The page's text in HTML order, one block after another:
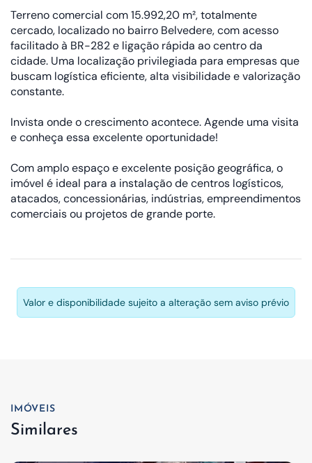
Terreno comercial com 15.992,20 m², totalmente
cercado, localizado no bairro Belvedere, com acesso
facilitado à BR-282 e ligação rápida ao centro da
cidade. Uma localização privilegiada para empresas que
buscam logística eficiente, alta visibilidade e valorização
constante.
Invista onde o crescimento acontece. Agende uma visita
e conheça essa excelente oportunidade!
Com amplo espaço e excelente posição geográfica, o
imóvel é ideal para a instalação de centros logísticos,
atacados, concessionárias, indústrias, empreendimentos
comerciais ou projetos de grande porte.
Valor e disponibilidade sujeito a alteração sem aviso prévio
IMÓVEIS
Similares